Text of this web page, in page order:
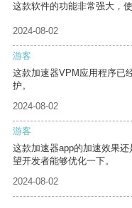
这款软件的功能非常强大，
2024-08-02
游客
这款加速器VPM应用程序已
护。
2024-08-02
游客
这款加速器app的加速效果
望开发者能够优化一下。
2024-08-02